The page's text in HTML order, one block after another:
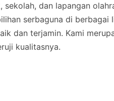
dan lapangan
serbaguna di berbagai
dan terjamin. Kami
kualitasnya.